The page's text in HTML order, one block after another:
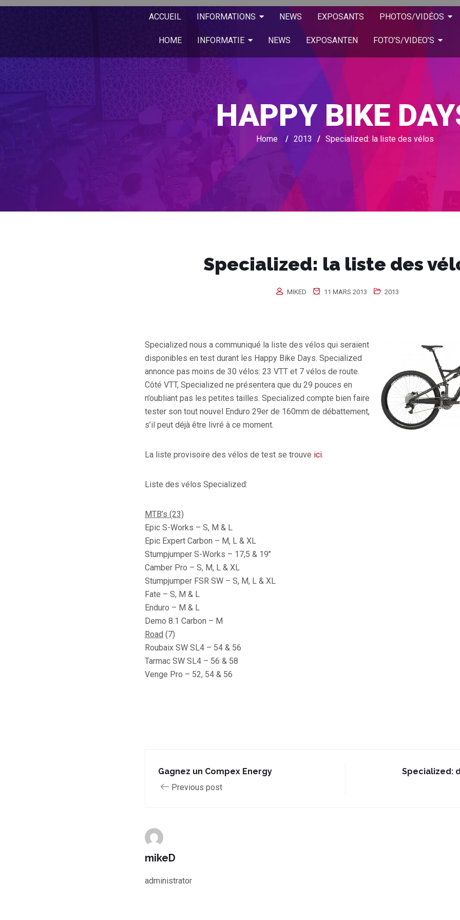
ACCUEIL INFORMATIONS NEWS EXPOSANTS PHOTOS/VIDÉOS
HOME INFORMATIE NEWS EXPOSANTEN FOTO’S/VIDEO’S
HAPPY BIKE
Home / 2013 / Specialized: la liste des vélos
Specialized: la liste des
MIKED 11 MARS 2013 2013
Specialized nous a communiqué la liste des vélos qui seraient
disponibles en test durant les Happy Bike Days. Specialized
annonce pas moins de 30 vélos: 23 VTT et 7 vélos de route.
Côté VTT, Specialized ne présentera que du 29 pouces en
n’oubliant pas les petites tailles. Specialized compte bien faire
tester son tout nouvel Enduro 29er de 160mm de débattement,
s’il peut déjà être livré à ce moment.
La liste provisoire des vélos de test se trouve ici.
Liste des vélos Specialized:
MTB’s (23)
Epic S-Works – S, M & L
Epic Expert Carbon – M, L & XL
Stumpjumper S-Works – 17,5 & 19’’
Camber Pro – S, M, L & XL
Stumpjumper FSR SW – S, M, L & XL
Fate – S, M & L
Enduro – M & L
Demo 8.1 Carbon – M
Road (7)
Roubaix SW SL4 – 54 & 56
Tarmac SW SL4 – 56 & 58
Venge Pro – 52, 54 & 56
Gagnez un Compex Energy
Previous post
Specialized:
mikeD
administrator